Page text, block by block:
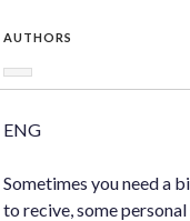
AUTHORS
ENG
Sometimes you need a
to recive, some